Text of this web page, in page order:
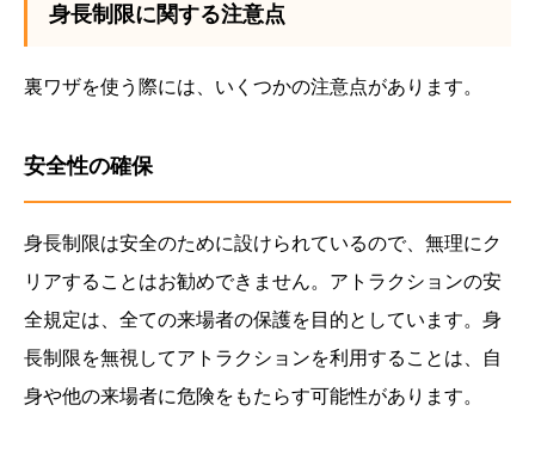
身長制限に関する注意点
裏ワザを使う際には、いくつかの注意点があります。
安全性の確保
身長制限は安全のために設けられているので、無理にク
リアすることはお勧めできません。アトラクションの安
全規定は、全ての来場者の保護を目的としています。身
長制限を無視してアトラクションを利用することは、自
身や他の来場者に危険をもたらす可能性があります。